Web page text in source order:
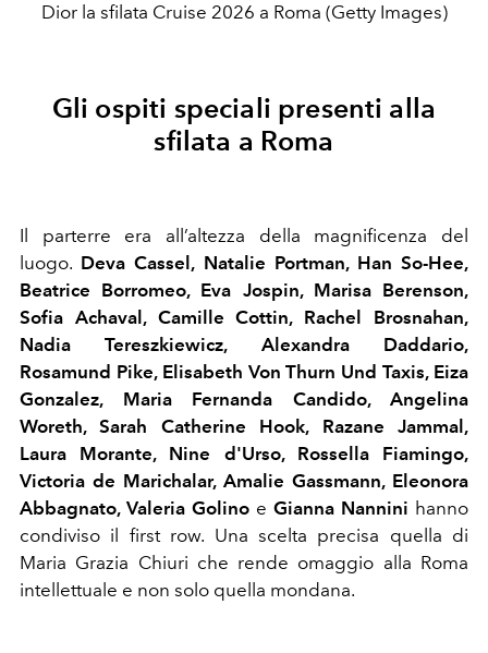
Dior la sfilata Cruise 2026 a Roma (Getty Images)
Gli ospiti speciali presenti alla
sfilata a Roma
Il parterre era all’altezza della magnificenza del
luogo. Deva Cassel, Natalie Portman, Han So-Hee,
Beatrice Borromeo, Eva Jospin, Marisa Berenson,
Sofia Achaval, Camille Cottin, Rachel Brosnahan,
Nadia Tereszkiewicz, Alexandra Daddario,
Rosamund Pike, Elisabeth Von Thurn Und Taxis, Eiza
Gonzalez, Maria Fernanda Candido, Angelina
Woreth, Sarah Catherine Hook, Razane Jammal,
Laura Morante, Nine d'Urso, Rossella Fiamingo,
Victoria de Marichalar, Amalie Gassmann, Eleonora
Abbagnato, Valeria Golino e Gianna Nannini hanno
condiviso il first row. Una scelta precisa quella di
Maria Grazia Chiuri che rende omaggio alla Roma
intellettuale e non solo quella mondana.